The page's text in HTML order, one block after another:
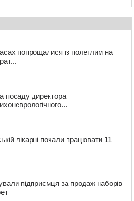
попрощалися із полеглим на
посаду директора
лікарні почали працювати 11
підприємця за продаж наборів